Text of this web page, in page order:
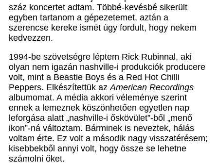
száz koncertet adtam. Többé-kevésbé sikerült
egyben tartanom a gépezetemet, aztán a
szerencse kereke ismét úgy fordult, hogy nekem
kedvezzen.
1994-be szövetségre léptem Rick Rubinnal, aki
olyan nem igazán nashville-i produkciók producere
volt, mint a Beastie Boys és a Red Hot Chilli
Peppers. Elkészítettük azAmerican Recordings
albumomat. A média akkori véleménye szerint
ennek a lemeznek köszönhetően egyetlen nap
leforgása alatt „nashville-i őskövület”-ből „menő
ikon”-ná változtam. Bárminek is neveztek, hálás
voltam érte. Ez volt a második nagy visszatérésem;
kisebbekből annyi volt, hogy össze se lehetne
számolni őket.